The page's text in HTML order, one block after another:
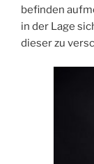
befinden
in der Lage
dieser zu